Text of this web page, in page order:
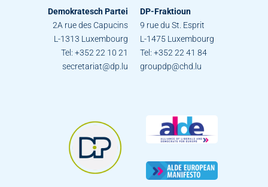
Demokratesch Partei
2A rue des Capucins
L-1313 Luxembourg
Tel: +352 22 10 21
secretariat@dp.lu
DP-Fraktioun
9 rue du St. Esprit
L-1475 Luxembourg
Tel: +352 22 41 84
groupdp@chd.lu